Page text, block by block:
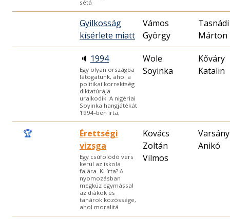
sétá
Gyilkosság
kísérlete miatt
Vámos
György
Tasnádi
Márton
🔈 1994
Egy olyan országba
látogatunk, ahol a
politikai korrektség
diktatúrája
uralkodik. A nigériai
Soyinka hangjátékát
1994-ben írta,
Wole
Soyinka
Kőváry
Katalin
🏆
Érettségi
vizsga
Egy csúfolódó vers
kerül az iskola
falára. Ki írta? A
nyomozásban
megküz egymással
az diákok és
tanárok közössége,
ahol moralitá
Kovács
Zoltán
Vilmos
Anikó